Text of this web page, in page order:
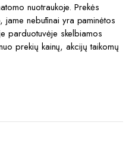
nuotraukoje. Prekės
nebūtinai yra paminėtos
parduotuvėje skelbiamos
prekių kainų, akcijų taikomų